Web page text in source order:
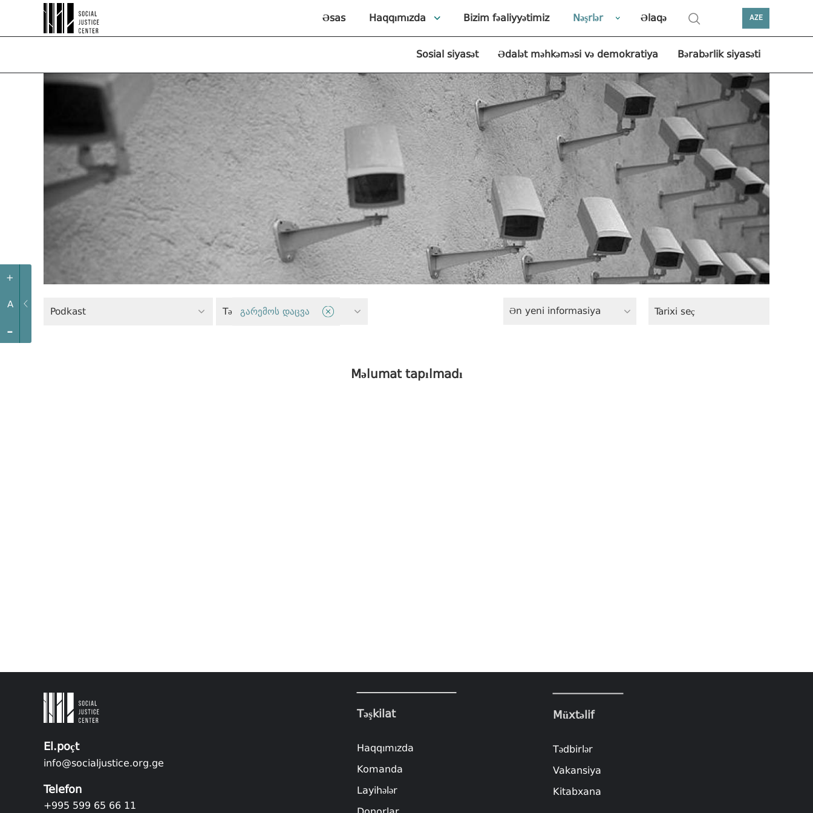
+
A
-
Əsas Haqqımızda Bizim fəaliyyətimiz Nəşrlər Əlaqə AZE
Sosial siyasət Ədalət məhkəməsi və demokratiya Bərabərlik siyasəti
Podkast Təhlükəsizlik sektoru
გარემოს დაცვა Ən yeni informasiya
Məlumat tapılmadı
El.poçt
info@socialjustice.org.ge
Telefon
+995 599 65 66 11
Təşkilat
Haqqımızda
Komanda
Layihələr
Müxtəlif
Tədbirlər
Vakansiya
Kitabxana